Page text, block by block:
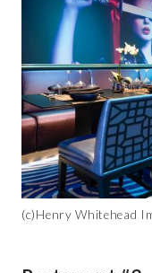
(c)Henry Whitehead